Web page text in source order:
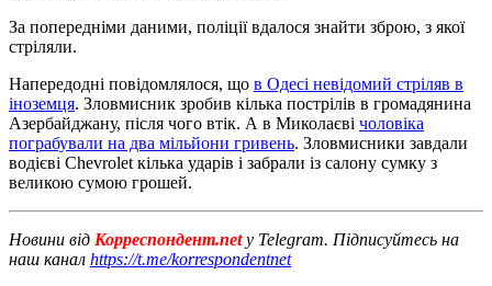
За попередніми даними, поліції вдалося знайти зброю, з якої
стріляли.
Напередодні повідомлялося, що в Одесі невідомий стріляв в
іноземця. Зловмисник зробив кілька пострілів в громадянина
Азербайджану, після чого втік. А в Миколаєві чоловіка
пограбували на два мільйони гривень. Зловмисники завдали
водієві Chevrolet кілька ударів і забрали із салону сумку з
великою сумою грошей.
Новини від Корреспондент.net у Telegram. Підписуйтесь на
наш канал https://t.me/korrespondentnet